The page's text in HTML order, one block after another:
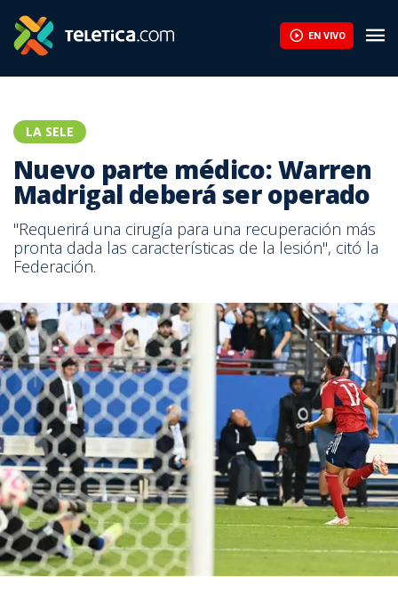
EN VIVO
LA SELE
Nuevo parte médico: Warren
Madrigal deberá ser operado
"Requerirá una cirugía para una recuperación más
pronta dada las características de la lesión", citó la
Federación.